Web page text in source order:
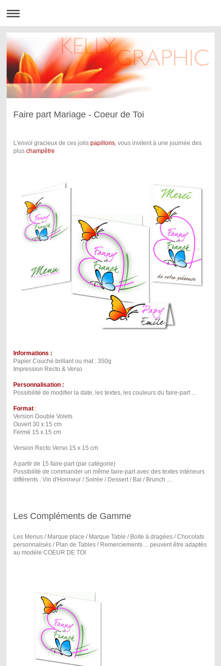
Faire part Mariage - Coeur de Toi
L'envol gracieux de ces jolis papillons, vous invitent à une journée des
plus champêtre
Informations :
Papier Couché brillant ou mat : 350g
Impression Recto & Verso
Personnalisation :
Possibilité de modifier la date, les textes, les couleurs du faire-part ...
Format:
Version Double Volets
Ouvert 30 x 15 cm
Fermé 15 x 15 cm
Version Recto Verso 15 x 15 cm
A partir de 15 faire-part (par catégorie)
Possibilité de commander un même faire-part avec des textes intérieurs
différents : Vin d'Honneur / Soirée / Dessert / Bal / Brunch ...
Les Compléments de Gamme
Les Menus / Marque place / Marque Table / Boite à dragées / Chocolats
personnalisés / Plan de Tables / Remerciements ... peuvent être adaptés
au modèle COEUR DE TOI